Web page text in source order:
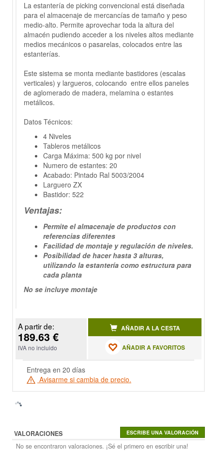
La estantería de picking convencional está diseñada
para el almacenaje de mercancías de tamaño y peso
medio-alto. Permite aprovechar toda la altura del
almacén pudiendo acceder a los niveles altos mediante
medios mecánicos o pasarelas, colocados entre las
estanterías.
Este sistema se monta mediante bastidores (escalas
verticales) y largueros, colocando entre ellos paneles
de aglomerado de madera, melamina o estantes
metálicos.
Datos Técnicos:
4 Niveles
Tableros metálicos
Carga Máxima: 500 kg por nivel
Numero de estantes: 20
Acabado: Pintado Ral 5003/2004
Larguero ZX
Bastidor: 522
Ventajas:
Permite el almacenaje de productos con
referencias diferentes
Facilidad de montaje y regulación de niveles.
Posibilidad de hacer hasta 3 alturas,
utilizando la estantería como estructura para
cada planta
No se incluye montaje
A partir de:
189.63 €
IVA no incluido
AÑADIR A LA CESTA
AÑADIR A FAVORITOS
Entrega en 20 días
Avisarme si cambia de precio.
VALORACIONES
No se encontraron valoraciones. ¡Sé el primero en escribir una!